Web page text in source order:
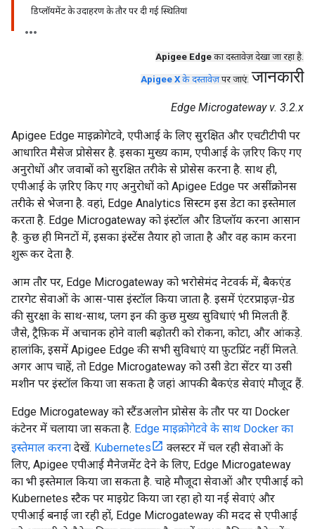
डिप्लॉयमेंट के उदाहरण के तौर पर दी गई स्थितियां
Apigee Edge का दस्तावेज़ देखा जा रहा है.
Apigee X के दस्तावेज़पर जाएं. जानकारी
Edge Microgateway v. 3.2.x
Apigee Edge माइक्रोगेटवे, एपीआई के लिए सुरक्षित और एचटीटीपी पर
आधारित मैसेज प्रोसेसर है. इसका मुख्य काम, एपीआई के ज़रिए किए गए
अनुरोधों और जवाबों को सुरक्षित तरीके से प्रोसेस करना है. साथ ही,
एपीआई के ज़रिए किए गए अनुरोधों को Apigee Edge पर असींक्रोनस
तरीके से भेजना है. वहां, Edge Analytics सिस्टम इस डेटा का इस्तेमाल
करता है. Edge Microgateway को इंस्टॉल और डिप्लॉय करना आसान
है. कुछ ही मिनटों में, इसका इंस्टेंस तैयार हो जाता है और वह काम करना
शुरू कर देता है.
आम तौर पर, Edge Microgateway को भरोसेमंद नेटवर्क में, बैकएंड
टारगेट सेवाओं के आस-पास इंस्टॉल किया जाता है. इसमें एंटरप्राइज़-ग्रेड
की सुरक्षा के साथ-साथ, प्लग इन की कुछ मुख्य सुविधाएं भी मिलती हैं.
जैसे, ट्रैफ़िक में अचानक होने वाली बढ़ोतरी को रोकना, कोटा, और आंकड़े.
हालांकि, इसमें Apigee Edge की सभी सुविधाएं या फ़ुटप्रिंट नहीं मिलते.
अगर आप चाहें, तो Edge Microgateway को उसी डेटा सेंटर या उसी
मशीन पर इंस्टॉल किया जा सकता है जहां आपकी बैकएंड सेवाएं मौजूद हैं.
Edge Microgateway को स्टैंडअलोन प्रोसेस के तौर पर या Docker
कंटेनर में चलाया जा सकता है. Edge माइक्रोगेटवे के साथ Docker का
इस्तेमाल करना देखें. Kubernetes
क्लस्टर में चल रही सेवाओं के
लिए, Apigee एपीआई मैनेजमेंट देने के लिए, Edge Microgateway
का भी इस्तेमाल किया जा सकता है. चाहे मौजूदा सेवाओं और एपीआई को
Kubernetes स्टैक पर माइग्रेट किया जा रहा हो या नई सेवाएं और
एपीआई बनाई जा रही हों, Edge Microgateway की मदद से एपीआई